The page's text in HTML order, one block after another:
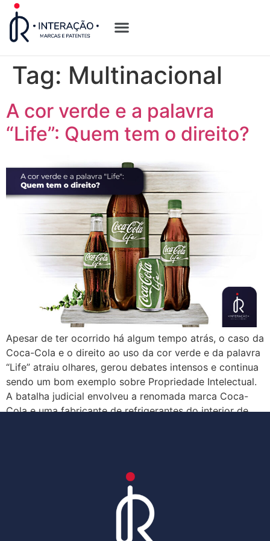
Tag: Multinacional
A cor verde e a palavra
“Life”: Quem tem o direito?
Apesar de ter ocorrido há algum tempo atrás, o caso da
Coca-Cola e o direito ao uso da cor verde e da palavra
“Life” atraiu olhares, gerou debates intensos e continua
sendo um bom exemplo sobre Propriedade Intelectual.
A batalha judicial envolveu a renomada marca Coca-
Cola e uma fabricante de refrigerantes do interior de